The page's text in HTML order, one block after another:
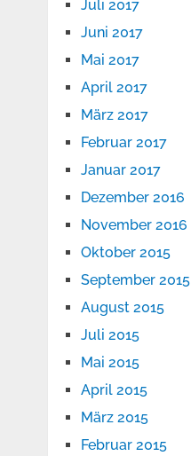
Juli 2017
Juni 2017
Mai 2017
April 2017
März 2017
Februar 2017
Januar 2017
Dezember 2016
November 2016
Oktober 2015
September 2015
August 2015
Juli 2015
Mai 2015
April 2015
März 2015
Februar 2015